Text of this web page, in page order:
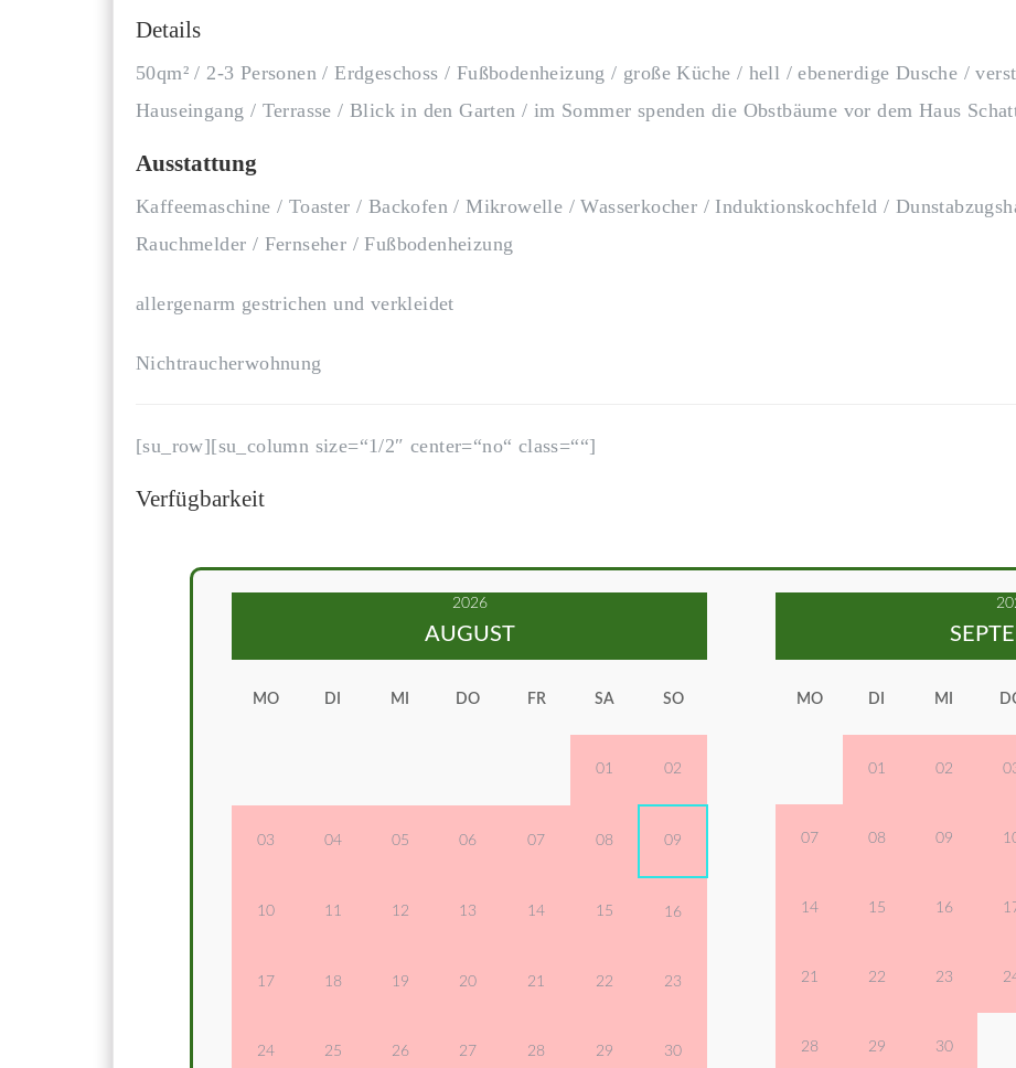
Details
50qm² / 2-3 Personen / Erdgeschoss / Fußbodenheizung / große Küche / hell / ebenerdige Dusche /
Hauseingang / Terrasse / Blick in den Garten / im Sommer spenden die Obstbäume vor dem Haus
Ausstattung
Kaffeemaschine / Toaster / Backofen / Mikrowelle / Wasserkocher / Induktionskochfeld /
Rauchmelder / Fernseher / Fußbodenheizung
allergenarm gestrichen und verkleidet
Nichtraucherwohnung
[su_row][su_column size=“1/2″ center=“no“ class=““]
Verfügbarkeit
2026
AUGUST
MO DI MI DO FR SA SO
01 02
03 04 05 06 07 08 09
10 11 12 13 14 15 16
17 18 19 20 21 22 23
24 25 26 27 28 29 30
MO DI MI
01 02
07 08 09
14 15 16
21 22 23
28 29 30